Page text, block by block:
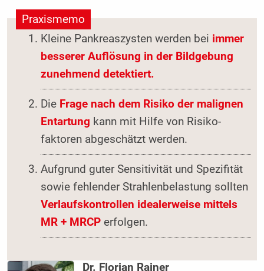
Praxismemo
Kleine Pankreaszysten werden bei immer
besserer Auflösung in der Bildgebung
zunehmend detektiert.
Die Frage nach dem Risiko der malignen
Entartung kann mit Hilfe von Risiko­
faktoren abgeschätzt werden.
Aufgrund guter Sensitivität und Spezifität
sowie fehlender Strahlenbelastung sollten
Verlaufskontrollen idealerweise mittels
MR + MRCPerfolgen.
Dr. Florian Rainer